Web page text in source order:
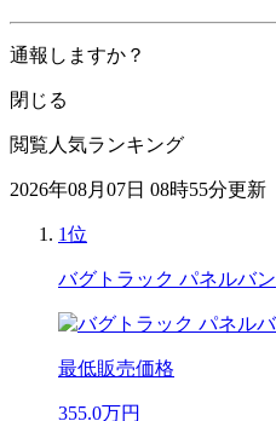
通報しますか？
閉じる
閲覧人気ランキング
2026年08月07日 08時55分更新
1位
バグトラック パネルバン
最低販売価格
355.0万円